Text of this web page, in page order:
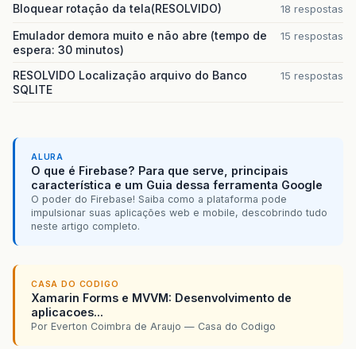
Bloquear rotação da tela(RESOLVIDO) 18 respostas
Emulador demora muito e não abre (tempo de
espera: 30 minutos)
15 respostas
RESOLVIDO Localização arquivo do Banco
SQLITE
15 respostas
ALURA
O que é Firebase? Para que serve, principais
característica e um Guia dessa ferramenta Google
O poder do Firebase! Saiba como a plataforma pode
impulsionar suas aplicações web e mobile, descobrindo tudo
neste artigo completo.
CASA DO CODIGO
Xamarin Forms e MVVM: Desenvolvimento de
aplicacoes...
Por Everton Coimbra de Araujo — Casa do Codigo